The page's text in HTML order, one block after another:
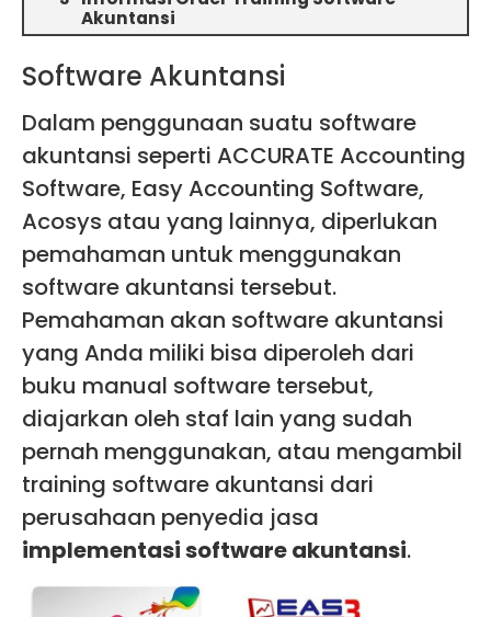
Akuntansi
Software Akuntansi
Dalam penggunaan suatu software
akuntansi seperti ACCURATE Accounting
Software, Easy Accounting Software,
Acosys atau yang lainnya, diperlukan
pemahaman untuk menggunakan
software akuntansi tersebut.
Pemahaman akan software akuntansi
yang Anda miliki bisa diperoleh dari
buku manual software tersebut,
diajarkan oleh staf lain yang sudah
pernah menggunakan, atau mengambil
training software akuntansi dari
perusahaan penyedia jasa
implementasi software akuntansi.